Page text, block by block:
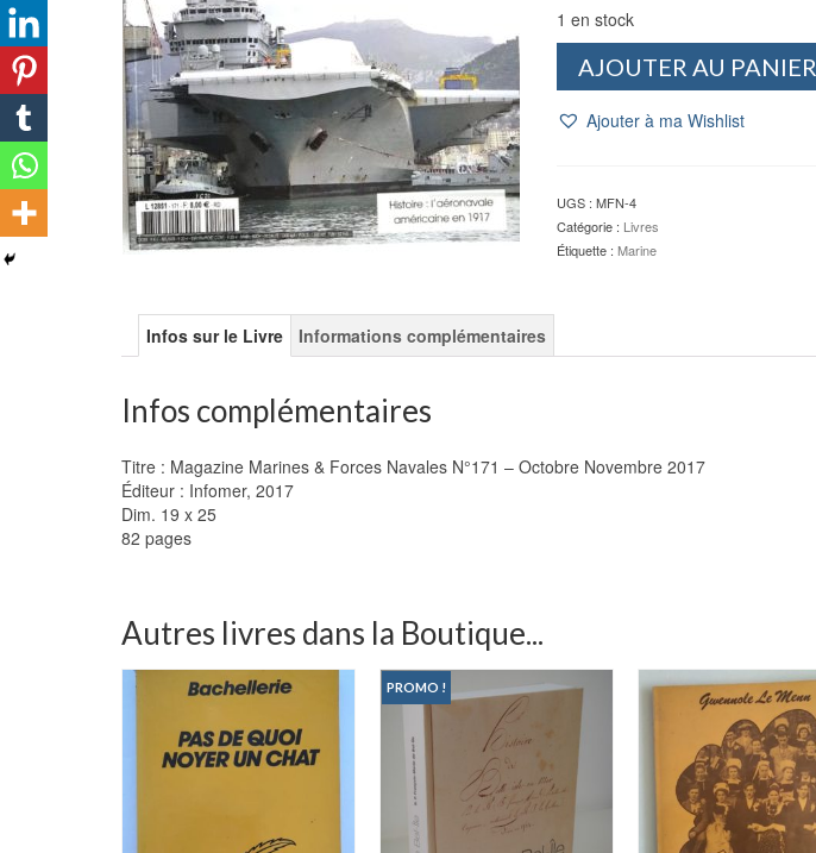
1 en stock
Marines
Navales
N°171
-
AJOUTER AU PANIER
Ajouter à ma Wishlist
UGS : MFN-4
Catégorie : Livres
Étiquette : Marine
Infos sur le Livre Informations complémentaires
Infos complémentaires
Titre : Magazine Marines & Forces Navales N°171 – Octobre Novembre 2017
Éditeur : Infomer, 2017
Dim. 19 x 25
82 pages
Autres livres dans la Boutique...
PROMO !